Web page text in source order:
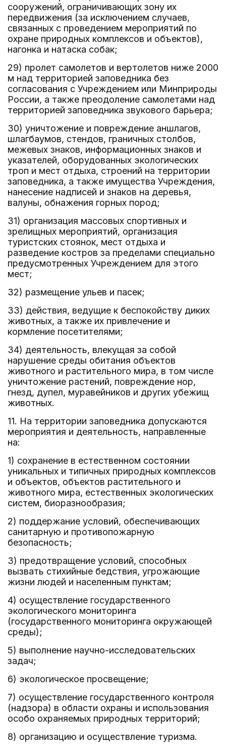
сооружений, ограничивающих зону их
передвижения (за исключением случаев,
связанных с проведением мероприятий по
охране природных комплексов и объектов),
нагонка и натаска собак;
29) пролет самолетов и вертолетов ниже 2000
м над территорией заповедника без
согласования с Учреждением или Минприроды
России, а также преодоление самолетами над
территорией заповедника звукового барьера;
30) уничтожение и повреждение аншлагов,
шлагбаумов, стендов, граничных столбов,
межевых знаков, информационных знаков и
указателей, оборудованных экологических
троп и мест отдыха, строений на территории
заповедника, а также имущества Учреждения,
нанесение надписей и знаков на деревья,
валуны, обнажения горных пород;
31) организация массовых спортивных и
зрелищных мероприятий, организация
туристских стоянок, мест отдыха и
разведение костров за пределами специально
предусмотренных Учреждением для этого
мест;
32) размещение ульев и пасек;
33) действия, ведущие к беспокойству диких
животных, а также их привлечение и
кормление посетителями;
34) деятельность, влекущая за собой
нарушение среды обитания объектов
животного и растительного мира, в том числе
уничтожение растений, повреждение нор,
гнезд, дупел, муравейников и других убежищ
животных.
11. На территории заповедника допускаются
мероприятия и деятельность, направленные
на:
1) сохранение в естественном состоянии
уникальных и типичных природных комплексов
и объектов, объектов растительного и
животного мира, естественных экологических
систем, биоразнообразия;
2) поддержание условий, обеспечивающих
санитарную и противопожарную
безопасность;
3) предотвращение условий, способных
вызвать стихийные бедствия, угрожающие
жизни людей и населенным пунктам;
4) осуществление государственного
экологического мониторинга
(государственного мониторинга окружающей
среды);
5) выполнение научно-исследовательских
задач;
6) экологическое просвещение;
7) осуществление государственного контроля
(надзора) в области охраны и использования
особо охраняемых природных территорий;
8) организацию и осуществление туризма.